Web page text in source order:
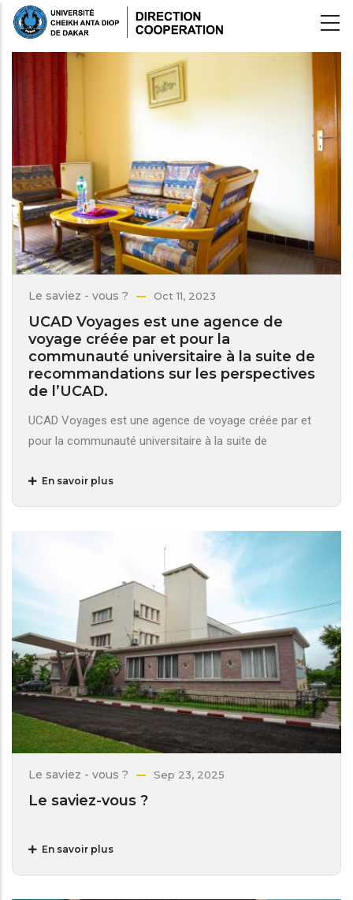
Aller
contenu
Le saviez - vous ? Oct 11, 2023
UCAD Voyages est une agence de
voyage créée par et pour la
communauté universitaire à la suite de
recommandations sur les perspectives
de l’UCAD.
UCAD Voyages est une agence de voyage créée par et
pour la communauté universitaire à la suite de
En savoir plus
Le saviez - vous ? Sep 23, 2025
Le saviez-vous ?
En savoir plus